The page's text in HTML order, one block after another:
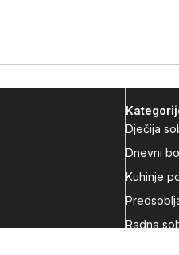
Dječija
Dnevni
Kuhinje
Radna